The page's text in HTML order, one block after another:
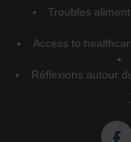
Troubles
Access to
Réflexions autour